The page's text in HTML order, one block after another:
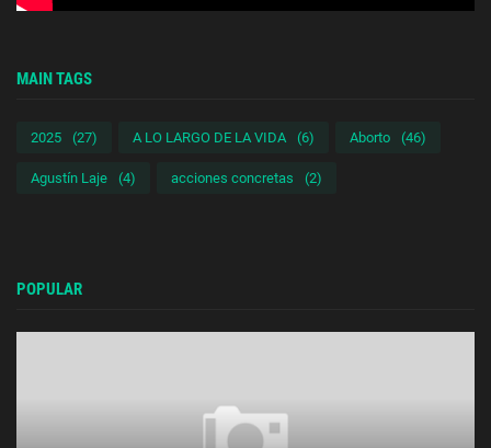
MAIN TAGS
2025 (27) A LO LARGO DE LA VIDA (6) Aborto (46)
Agustín Laje (4) acciones concretas (2)
POPULAR